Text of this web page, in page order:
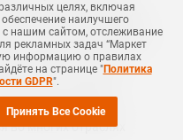
и резку клейких
Специализированная
контроль качества
качество
производства.
во многих отраслях
целях, включая
наилучшего
с нашим сайтом, отслеживание
рекламных задач “Маркет
информацию о правилах
на странице "Политика
GDPR".
Принять Все Cookie